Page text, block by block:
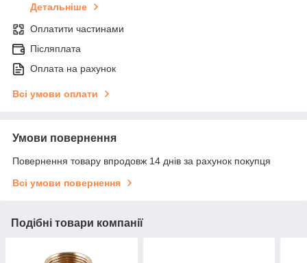
Детальніше
Оплатити частинами
Післяплата
Оплата на рахунок
Всі умови оплати
Умови повернення
Повернення товару впродовж 14 днів за рахунок покупця
Всі умови повернення
Подібні товари компанії